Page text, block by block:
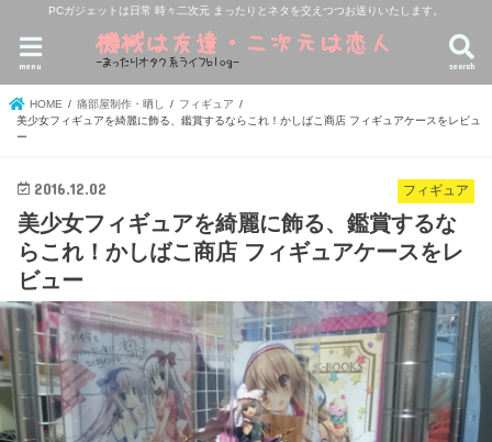
PCガジェットは日常 時々二次元 まったりとネタを交えつつお送りいたします。
search
menu
HOME 痛部屋制作・晒し
フィギュア
美少女フィギュアを綺麗に飾る、鑑賞するならこれ！かしばこ商店 フィギュアケースをレビュ
ー
フィギュア
2016.12.02
美少女フィギュアを綺麗に飾る、鑑賞するな
らこれ！かしばこ商店 フィギュアケースをレ
ビュー